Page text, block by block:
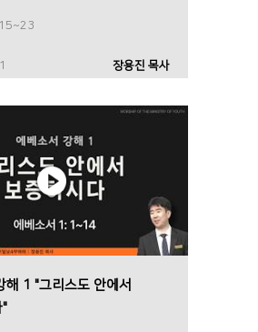
장용진 목사
해 1 "그리스도 안에서
"